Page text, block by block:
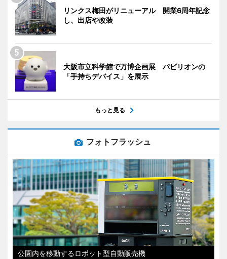
リンクス梅田がリニューアル 開業6周年記念
し、出店や改装
大阪市立科学館で万博企画展 パビリオンの
「手持ちデバイス」を展示
もっと見る
フォトフラッシュ
公園内を移動するロボット型自動販売機